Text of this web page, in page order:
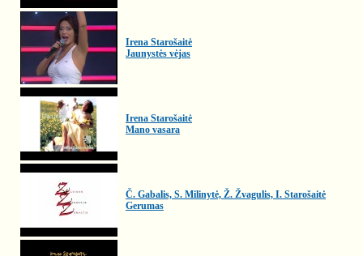
Irena Starošaitė
Jaunystės vėjas
Irena Starošaitė
Mano vasara
Č. Gabalis, S. Milinytė, Ž. Žvagulis, I. Starošaitė
Gerumas